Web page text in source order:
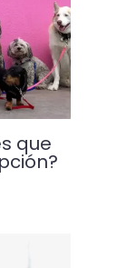
que